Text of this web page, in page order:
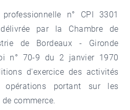
n° CPI 3301
par la Chambre de
de Bordeaux - Gironde
n° 70-9 du 2 janvier 1970
d'exercice des activités
opérations portant sur les
commerce.